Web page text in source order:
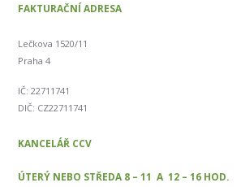
FAKTURAČNÍ ADRESA
Lečkova 1520/11
Praha 4
IČ: 22711741
DIČ: CZ22711741
KANCELÁŘ CCV
ÚTERÝ NEBO STŘEDA 8 – 11 A 12 – 16 HOD.